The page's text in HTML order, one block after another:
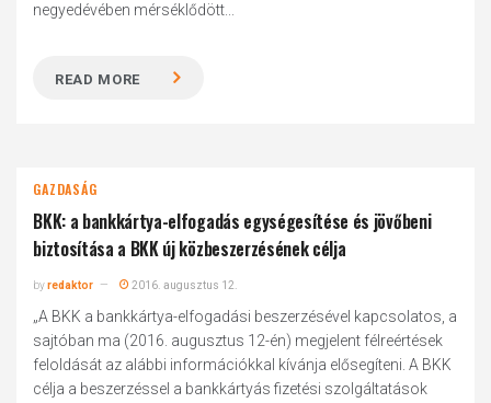
negyedévében mérséklődött...
READ MORE
GAZDASÁG
BKK: a bankkártya-elfogadás egységesítése és jövőbeni
biztosítása a BKK új közbeszerzésének célja
byredaktor 2016. augusztus 12.
„A BKK a bankkártya-elfogadási beszerzésével kapcsolatos, a
sajtóban ma (2016. augusztus 12-én) megjelent félreértések
feloldását az alábbi információkkal kívánja elősegíteni. A BKK
célja a beszerzéssel a bankkártyás fizetési szolgáltatások